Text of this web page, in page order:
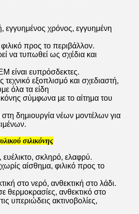
εγγυημένος χρόνος, εγγυημένη
προς το περιβάλλον.
να τυπωθεί ως σχέδια και
είναι ευπρόσδεκτες.
εξοπλισμό και σχεδιαστή,
όλα τα είδη
σύμφωνα με το αίτημα του
δημιουργία νέων μοντέλων για
σιλικόνης
ευέλικτο, σκληρό, ελαφρύ.
αίσθημα, φιλικό προς το
στο νερό, ανθεκτική στο λάδι.
θερμοκρασίες, ανθεκτικό στο
υπεριώδεις ακτινοβολίες,